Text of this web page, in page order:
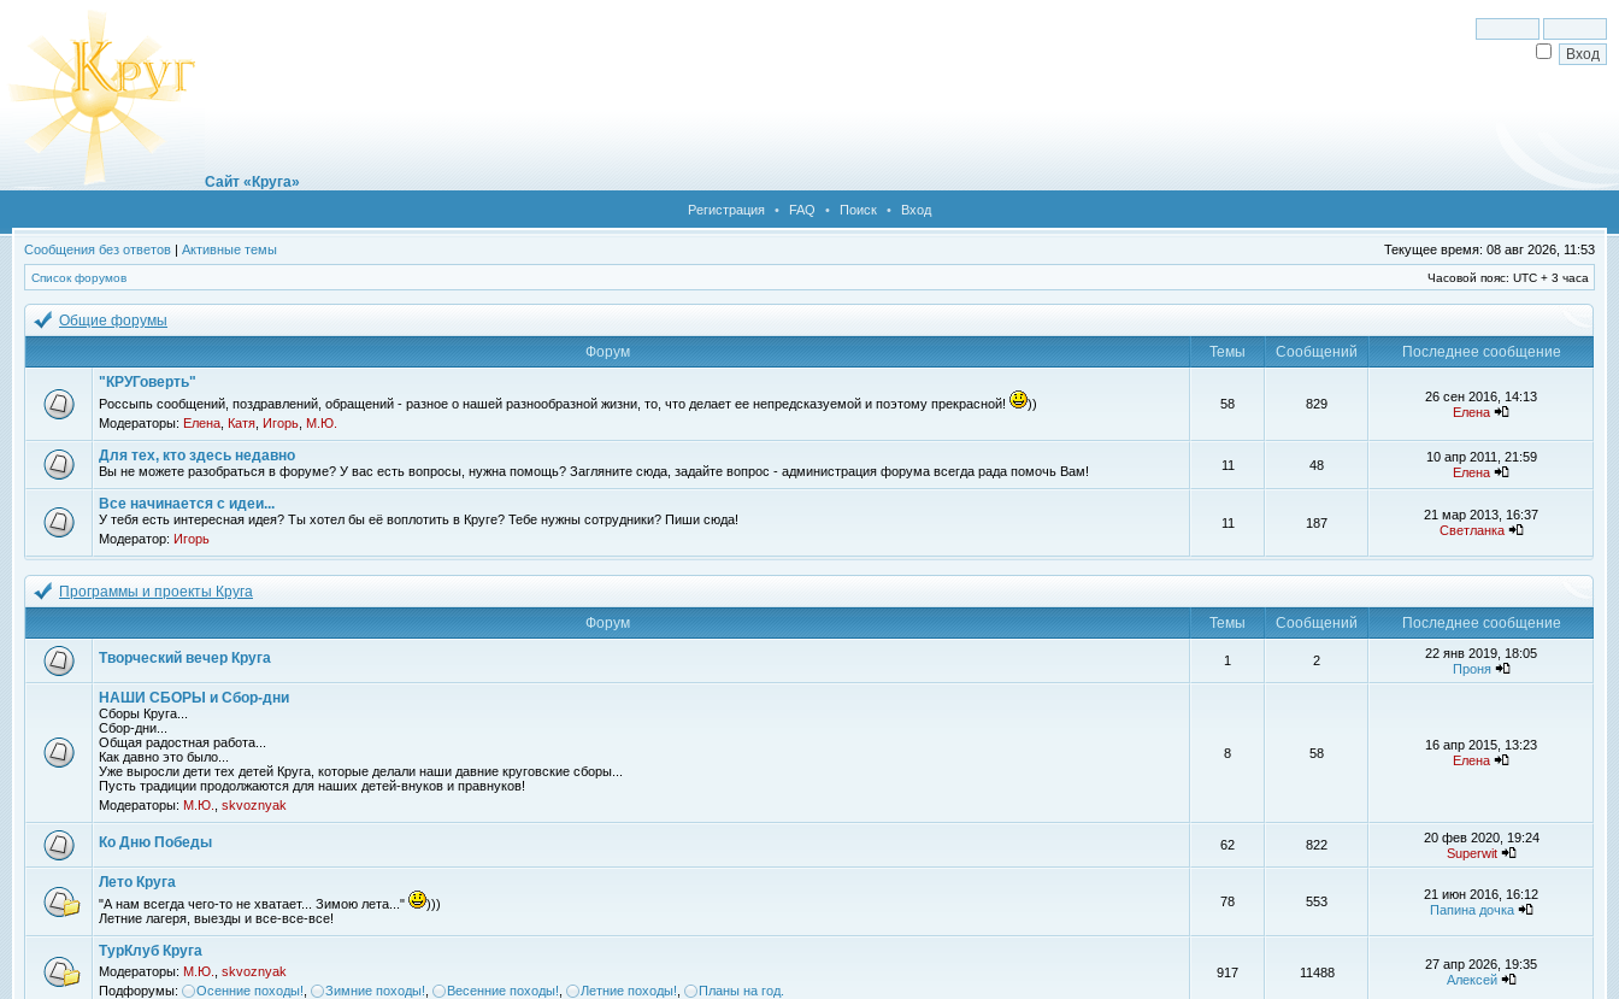
Сайт «Круга»
Регистрация • FAQ • Поиск • Вход
Сообщения без ответов | Активные темы Текущее время: 08 авг 2026, 11:53
Список форумов Часовой пояс: UTC + 3 часа
Общие форумы
Форум
Темы Сообщений
Последнее сообщение
"КРУГоверть"
Россыпь сообщений, поздравлений, обращений - разное о нашей разнообразной жизни, то, что делает ее непредсказуемой и поэтому прекрасной!
))
Модераторы: Елена Катя Игорь М.Ю.
58 829
26 сен 2016, 14:13
Елена
Для тех, кто здесь недавно
Вы не можете разобраться в форуме? У вас есть вопросы, нужна помощь? Загляните сюда, задайте вопрос - администрация форума всегда рада помочь Вам! 11 48
10 апр 2011, 21:59
Елена
Все начинается с идеи...
У тебя есть интересная идея? Ты хотел бы её воплотить в Круге? Тебе нужны сотрудники? Пиши сюда!
Модератор: Игорь
11 187
21 мар 2013, 16:37
Светланка
Программы и проекты Круга
Форум
Темы Сообщений Последнее сообщение
Творческий вечер Круга 1 2
22 янв 2019, 18:05
Проня
НАШИ СБОРЫ и Сбор-дни
Сборы Круга...
Сбор-дни...
Общая радостная работа...
Как давно это было...
Уже выросли дети тех детей Круга, которые делали наши давние круговские сборы...
Пусть традиции продолжаются для наших детей-внуков и правнуков!
Модераторы: М.Ю. skvoznyak
8 58
16 апр 2015, 13:23
Елена
Ко Дню Победы 62 822
20 фев 2020, 19:24
Superwit
Лето Круга
"А нам всегда чего-то не хватает... Зимою лета..."
)))
Летние лагеря, выезды и все-все-все!
78 553
21 июн 2016, 16:12
Папина дочка
ТурКлуб Круга
Модераторы: М.Ю.
skvoznyak
Подфорумы:
Осенние походы! Зимние походы! Весенние походы! Летние походы! Планы на год.
917 11488
27 апр 2026, 19:35
Алексей